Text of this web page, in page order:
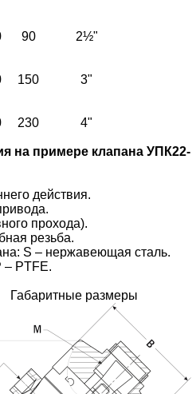
90 2½"
150 3"
230 4"
на примере клапана УПК22-
действия.
прохода).
резьба.
S – нержавеющая сталь.
– PTFE.
Габаритные размеры